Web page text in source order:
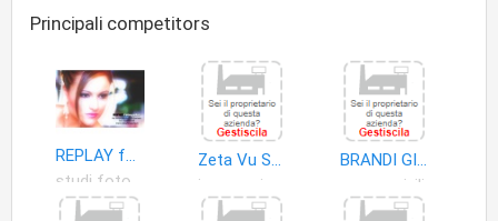
Principali competitors
REPLAY fotografia
Zeta Vu Societa' di Ingegneria S.r.l
BRANDI GIOVANNI BATTISTA
cause civili